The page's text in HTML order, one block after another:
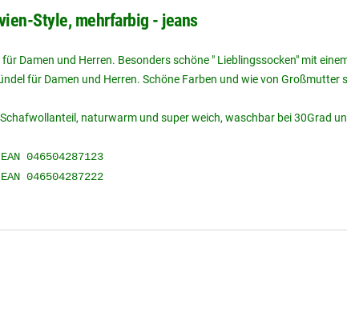
Style, mehrfarbig - jeans
Damen und Herren. Besonders schöne " Lieblingssocken" mit
für Damen und Herren. Schöne Farben und wie von
naturwarm und super weich, waschbar bei 30Grad
046504287123
046504287222